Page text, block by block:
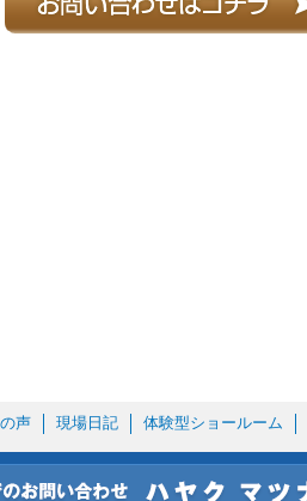
声 現場日記 体験型ショールーム